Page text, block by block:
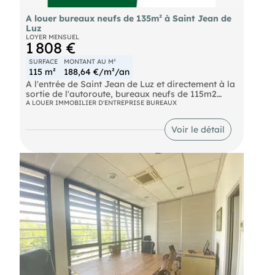
A louer bureaux neufs de 135m² à Saint Jean de
Luz
LOYER MENSUEL
1 808 €
SURFACE
115 m²
MONTANT AU M²
188,64 €/m²/an
A l'entrée de Saint Jean de Luz et directement à la
sortie de l'autoroute, bureaux neufs de 115m2
environ R+2 ,climatisés, PMR, sanitaire privatif et
aisé. Loyer mensuel/HT : 1808 €(réglables au
trimestre) Charges mensuelles à définir, taxe
foncière annuelle 1350€ Honoraires agence/TTC:
4339 € Référence:4982A Les informations sur les
risques auxquels ce bien est exposé sont
disponibles sur le site Géorisques
A LOUER IMMOBILIER D'ENTREPRISE BUREAUX
Voir le détail